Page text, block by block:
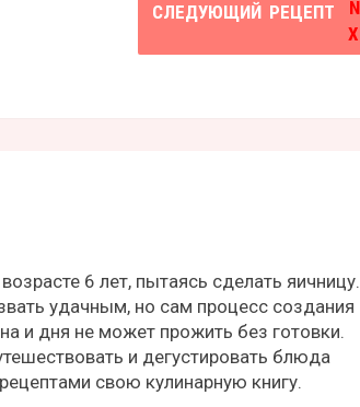
СЛЕДУЮЩИЙ РЕЦЕПТ
6 лет, пытаясь сделать яичницу.
удачным, но сам процесс создания
и дня не может прожить без готовки.
и дегустировать блюда
свою кулинарную книгу.